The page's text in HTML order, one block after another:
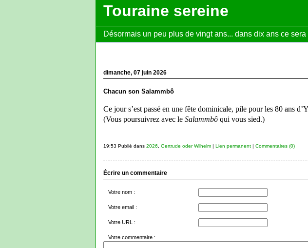
Touraine sereine
Désormais un peu plus de vingt ans... dans dix ans ce
dimanche, 07 juin 2026
Chacun son Salammbô
Ce jour s’est passé en une fête dominicale, pile pour les 80 ans
(Vous poursuivrez avec le Salammbôqui vous sied.)
19:53 Publié dans 2026 Gertrude oder Wilhelm| Lien permanent| Commentaires (0)
Écrire un commentaire
Votre nom :
Votre email :
Votre URL :
Votre commentaire :